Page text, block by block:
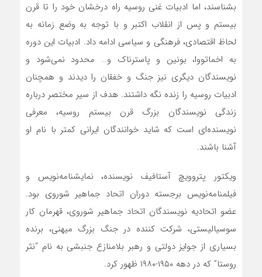
بشناسند، اما ادبیات غنی روسیه راه درخشان خود را تا قرن
بیستم و پس از انقلاب اکتبر و با توجه به وضع زمانه‌ به
لحاظ اقتصادی، فرهنگی و سیاسی ادامه داد. ادبیات این دوره
به اخماتووا، بونین و پاسترناک و… محدود نمی‌شود و
نویسندگان دیگری نیز جنگ و خفقان را دیدند و همچنان
ادبیات روسیه را زنده نگه داشتند. هدف از سیر مختصر درباره
زندگی نویسندگان بزرگ قرن بیستم روسیه، معرفی
نویسنده‌‌ای است که شاید خوانندگان ایرانی کمتر با نام او
آشنا باشند.
ویکتور پتروویچ آستافیف نویسنده، نمایشنامه‌نویس و
فیلمنامه‌نویس برجسته دوران اتحاد جماهیر شوروی بود.
عضو اتحادیه نویسندگان اتحاد جماهیر شوروی، قهرمان کار
سوسیالیستی، شرکت کننده در جنگ بزرگ میهنی، برنده
بسیاری از جوایز دولتی و رهبر بلامنازع جنبشی به نام “نثر
روستا” که در دهه ۱۹۵۰-۱۹۸۰ ظهور کرد.